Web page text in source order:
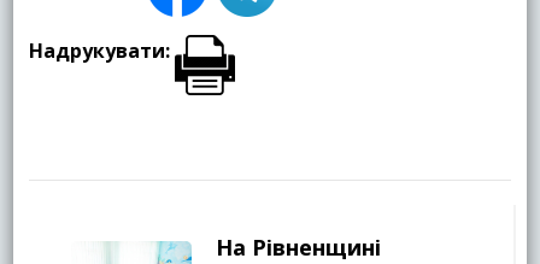
Надрукувати:
На Рівненщині